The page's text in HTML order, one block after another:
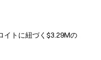
イトに紐づく$3.29Mの